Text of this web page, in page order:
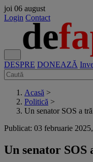
joi 06 august
Login Contact
DESPRE DONEAZĂ
Acasă >
Politică >
Un senator SOS a
Publicat: 03 februarie
Un senator